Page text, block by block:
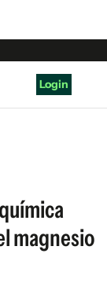
Login
magnesio